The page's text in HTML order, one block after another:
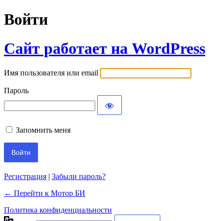
Войти
Сайт работает на WordPress
Имя пользователя или email
Пароль
Запомнить меня
Регистрация | Забыли пароль?
← Перейти к Мотор БИ
Политика конфиденциальности